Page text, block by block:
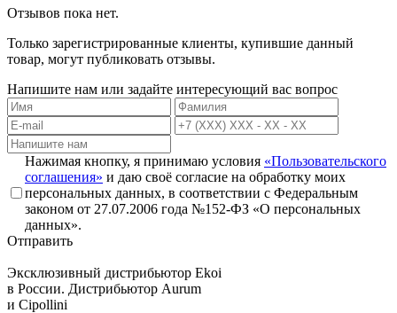
Отзывов пока нет.
Только зарегистрированные клиенты, купившие данный
товар, могут публиковать отзывы.
Напишите нам или задайте интересующий вас вопрос
Нажимая кнопку, я принимаю условия «Пользовательского
соглашения» и даю своё согласие на обработку моих
персональных данных, в соответствии с Федеральным
законом от 27.07.2006 года №152-ФЗ «О персональных
данных».
Отправить
Эксклюзивный дистрибьютор Ekoi
в России. Дистрибьютор Aurum
и Cipollini